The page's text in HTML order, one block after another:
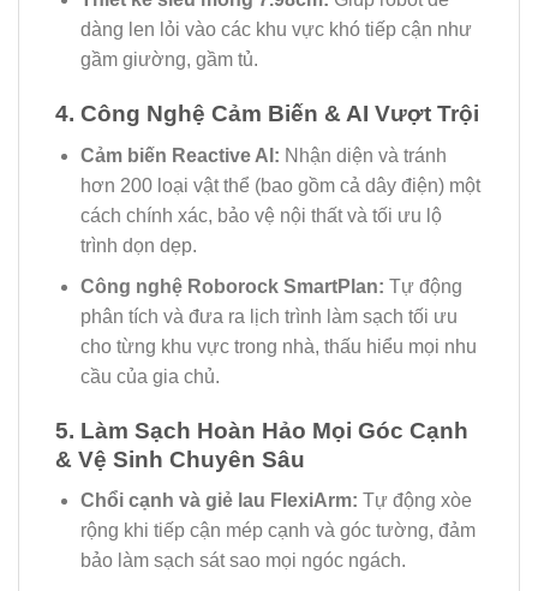
dàng len lỏi vào các khu vực khó tiếp cận như
gầm giường, gầm tủ.
4. Công Nghệ Cảm Biến & AI Vượt Trội
Cảm biến Reactive AI: Nhận diện và tránh
hơn 200 loại vật thể (bao gồm cả dây điện) một
cách chính xác, bảo vệ nội thất và tối ưu lộ
trình dọn dẹp.
Công nghệ Roborock SmartPlan: Tự động
phân tích và đưa ra lịch trình làm sạch tối ưu
cho từng khu vực trong nhà, thấu hiểu mọi nhu
cầu của gia chủ.
5. Làm Sạch Hoàn Hảo Mọi Góc Cạnh
& Vệ Sinh Chuyên Sâu
Chổi cạnh và giẻ lau FlexiArm: Tự động xòe
rộng khi tiếp cận mép cạnh và góc tường, đảm
bảo làm sạch sát sao mọi ngóc ngách.